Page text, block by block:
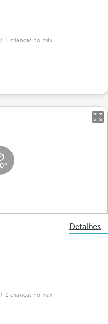
/ 1 crianças no máx.
Detalhes
/ 1 crianças no máx.